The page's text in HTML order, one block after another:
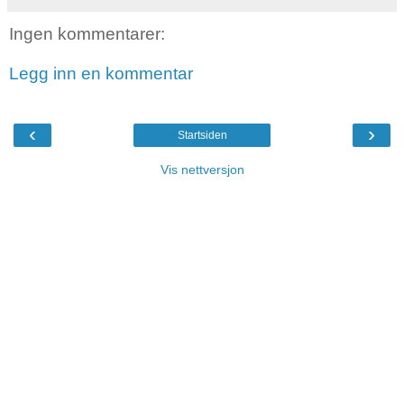
Ingen kommentarer:
Legg inn en kommentar
‹ ›
Startsiden
Vis nettversjon